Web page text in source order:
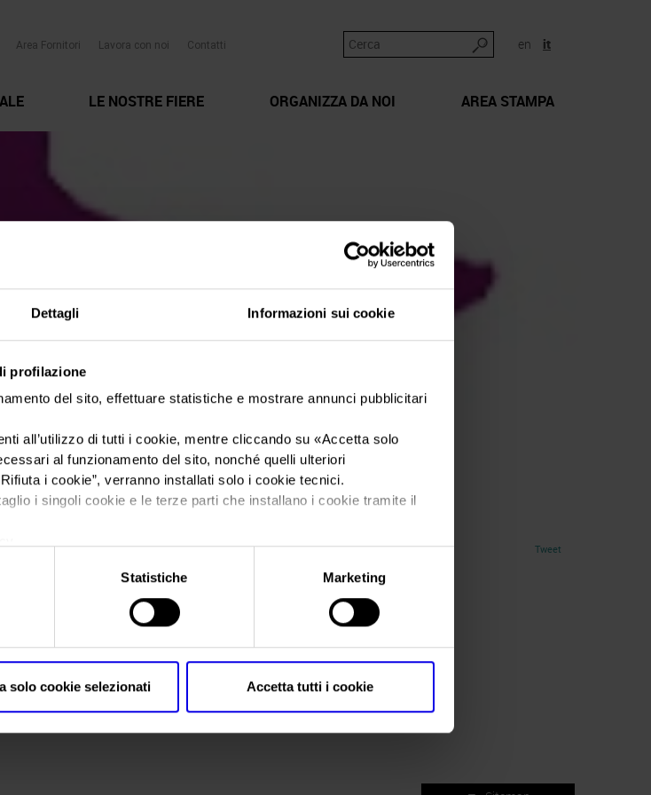
Dettagli Informazioni sui cookie
profilazione
del sito, effettuare statistiche e mostrare annunci pubblicitari
all’utilizzo di tutti i cookie, mentre cliccando su «Accetta solo
al funzionamento del sito, nonché quelli ulteriori
Rifiuta i cookie”, verranno installati solo i cookie tecnici.
i singoli cookie e le terze parti che installano i cookie tramite il
Statistiche Marketing
solo cookie selezionati Accetta tutti i cookie
en it
Area Fornitori Lavora con noi Contatti
LE NOSTRE FIERE ORGANIZZA DA NOI AREA STAMPA
di packaging>okpackaging
Tweet